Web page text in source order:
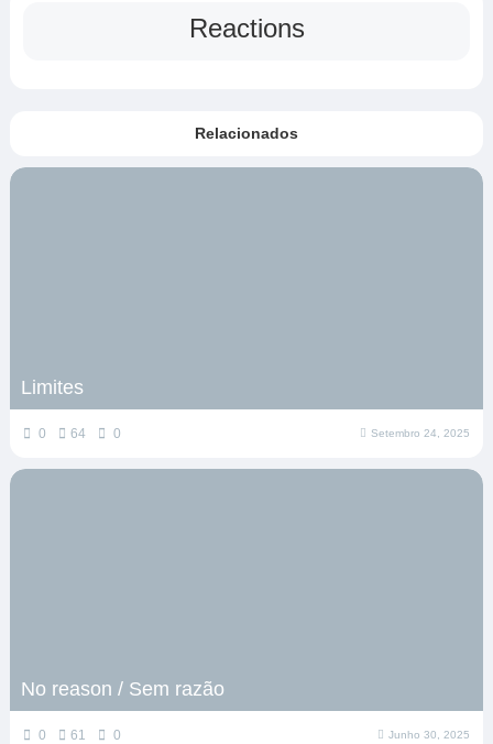
Reactions
Relacionados
Limites
0 64 0 Setembro 24, 2025
No reason / Sem razão
0 61 0 Junho 30, 2025